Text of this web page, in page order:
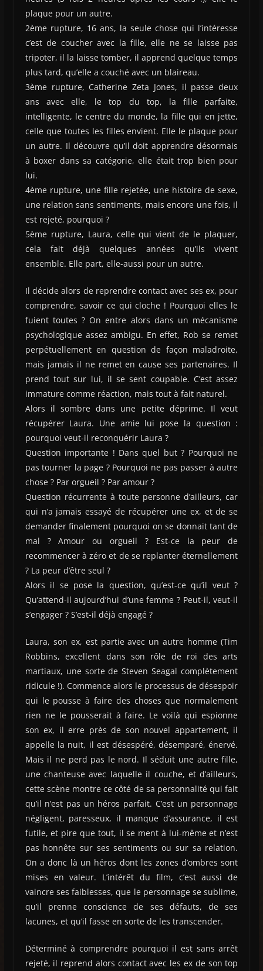
plaque pour un autre.
2ème rupture, 16 ans, la seule chose qui l’intéresse
c’est de coucher avec la fille, elle ne se laisse pas
tripoter, il la laisse tomber, il apprend quelque temps
plus tard, qu’elle a couché avec un blaireau.
3ème rupture, Catherine Zeta Jones, il passe deux
ans avec elle, le top du top, la fille parfaite,
intelligente, le centre du monde, la fille qui en jette,
celle que toutes les filles envient. Elle le plaque pour
un autre. Il découvre qu’il doit apprendre désormais
à boxer dans sa catégorie, elle était trop bien pour
lui.
4ème rupture, une fille rejetée, une histoire de sexe,
une relation sans sentiments, mais encore une fois, il
est rejeté, pourquoi ?
5ème rupture, Laura, celle qui vient de le plaquer,
cela fait déjà quelques années qu’ils vivent
ensemble. Elle part, elle-aussi pour un autre.
Il décide alors de reprendre contact avec ses ex, pour
comprendre, savoir ce qui cloche ! Pourquoi elles le
fuient toutes ? On entre alors dans un mécanisme
psychologique assez ambigu. En effet, Rob se remet
perpétuellement en question de façon maladroite,
mais jamais il ne remet en cause ses partenaires. Il
prend tout sur lui, il se sent coupable. C’est assez
immature comme réaction, mais tout à fait naturel.
Alors il sombre dans une petite déprime. Il veut
récupérer Laura. Une amie lui pose la question :
pourquoi veut-il reconquérir Laura ?
Question importante ! Dans quel but ? Pourquoi ne
pas tourner la page ? Pourquoi ne pas passer à autre
chose ? Par orgueil ? Par amour ?
Question récurrente à toute personne d’ailleurs, car
qui n’a jamais essayé de récupérer une ex, et de se
demander finalement pourquoi on se donnait tant de
mal ? Amour ou orgueil ? Est-ce la peur de
recommencer à zéro et de se replanter éternellement
? La peur d’être seul ?
Alors il se pose la question, qu’est-ce qu’il veut ?
Qu’attend-il aujourd’hui d’une femme ? Peut-il, veut-il
s’engager ? S’est-il déjà engagé ?
Laura, son ex, est partie avec un autre homme (Tim
Robbins, excellent dans son rôle de roi des arts
martiaux, une sorte de Steven Seagal complètement
ridicule !). Commence alors le processus de désespoir
qui le pousse à faire des choses que normalement
rien ne le pousserait à faire. Le voilà qui espionne
son ex, il erre près de son nouvel appartement, il
appelle la nuit, il est désespéré, désemparé, énervé.
Mais il ne perd pas le nord. Il séduit une autre fille,
une chanteuse avec laquelle il couche, et d’ailleurs,
cette scène montre ce côté de sa personnalité qui fait
qu’il n’est pas un héros parfait. C’est un personnage
négligent, paresseux, il manque d’assurance, il est
futile, et pire que tout, il se ment à lui-même et n’est
pas honnête sur ses sentiments ou sur sa relation.
On a donc là un héros dont les zones d’ombres sont
mises en valeur. L’intérêt du film, c’est aussi de
vaincre ses faiblesses, que le personnage se sublime,
qu’il prenne conscience de ses défauts, de ses
lacunes, et qu’il fasse en sorte de les transcender.
Déterminé à comprendre pourquoi il est sans arrêt
rejeté, il reprend alors contact avec les ex de son top